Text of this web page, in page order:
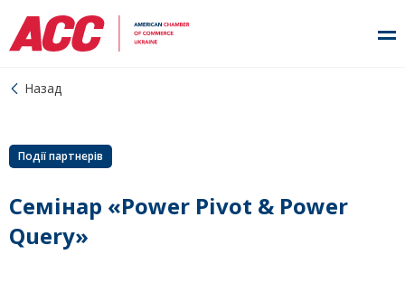
Назад
Події партнерів
Семінар «Power Pivot & Power
Query»